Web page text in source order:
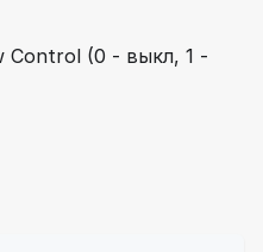
Control (0 - выкл, 1 -